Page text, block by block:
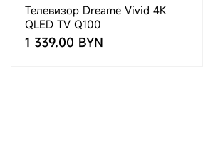
Телевизор Dreame Vivid 4K
QLED TV Q100
1 339.00 BYN